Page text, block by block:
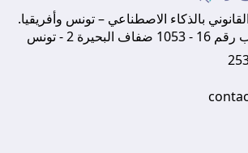
بالذكاء الاصطناعي – تونس وأفريقيا.
2 - تونس